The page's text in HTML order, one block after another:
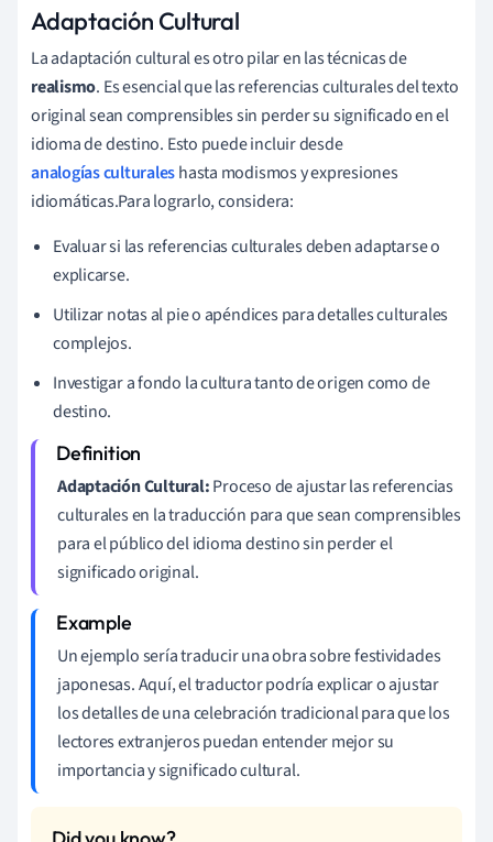
Adaptación Cultural
La adaptación cultural es otro pilar en las técnicas de
realismo. Es esencial que las referencias culturales del texto
original sean comprensibles sin perder su significado en el
idioma de destino. Esto puede incluir desde
analogías culturaleshasta modismos y expresiones
idiomáticas.Para lograrlo, considera:
Evaluar si las referencias culturales deben adaptarse o
explicarse.
Utilizar notas al pie o apéndices para detalles culturales
complejos.
Investigar a fondo la cultura tanto de origen como de
destino.
Adaptación Cultural:Proceso de ajustar las referencias
culturales en la traducción para que sean comprensibles
para el público del idioma destino sin perder el
significado original.
Un ejemplo sería traducir una obra sobre festividades
japonesas. Aquí, el traductor podría explicar o ajustar
los detalles de una celebración tradicional para que los
lectores extranjeros puedan entender mejor su
importancia y significado cultural.